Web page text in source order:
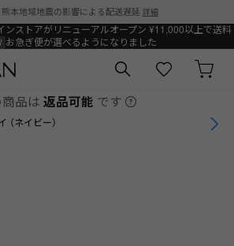
熊本地域地震の影響による配送遅延 詳細
ンストアがリニューアルオープン ¥11,000以上で送料
お急ぎ便が選べるようになりました
商品は 返品可能 です
1/5